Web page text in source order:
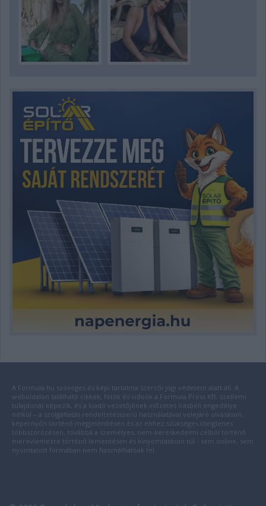
A Formula.hu szöveges és képi tartalma szerzői jogi védelem alatt áll. A
weboldalon található cikkek, fotók és videók a Formula Press Kft. szellemi
tulajdonát képezik, és a kiadó vezetőjének előzetes írásbeli engedélye
nélkül – a szolgáltatás rendeltetésszerű használatával velejáró olvasáson,
képernyőn történő megjelenítésen és az ehhez szükséges ideiglenes
többszörözésen, továbbá a személyes, nem-kereskedelmi célból történő
merevlemezre történő lementésen és kinyomtatáson túl - sem online, sem
nyomtatott formában nem használhatóak fel.